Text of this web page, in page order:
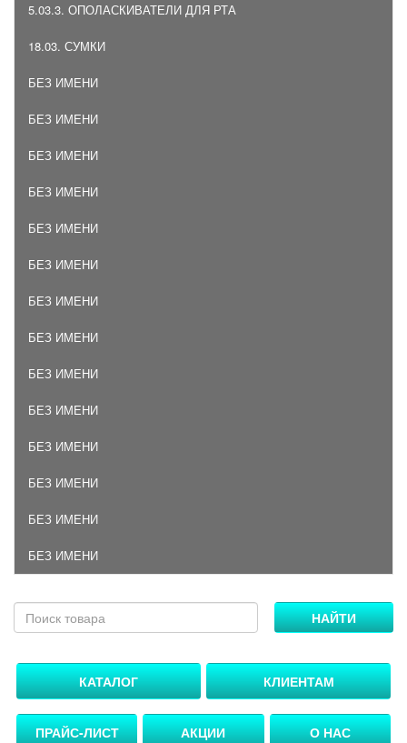
5.03.3. ОПОЛАСКИВАТЕЛИ ДЛЯ РТА
18.03. СУМКИ
БЕЗ ИМЕНИ
БЕЗ ИМЕНИ
БЕЗ ИМЕНИ
БЕЗ ИМЕНИ
БЕЗ ИМЕНИ
БЕЗ ИМЕНИ
БЕЗ ИМЕНИ
БЕЗ ИМЕНИ
БЕЗ ИМЕНИ
БЕЗ ИМЕНИ
БЕЗ ИМЕНИ
БЕЗ ИМЕНИ
БЕЗ ИМЕНИ
БЕЗ ИМЕНИ
НАЙТИ
КАТАЛОГ КЛИЕНТАМ
ПРАЙС-ЛИСТ АКЦИИ О НАС